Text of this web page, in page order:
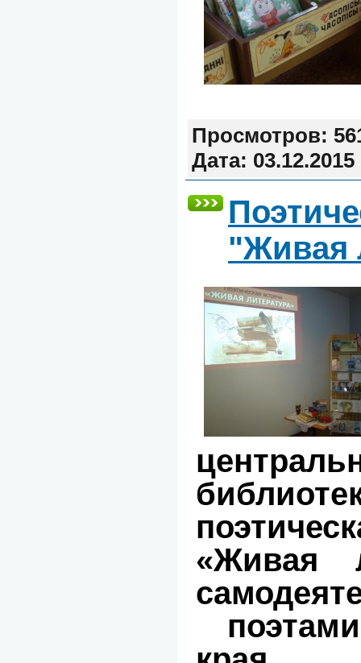
Просмотров:
Дата: 03.12.2015
"Живая
«Живая